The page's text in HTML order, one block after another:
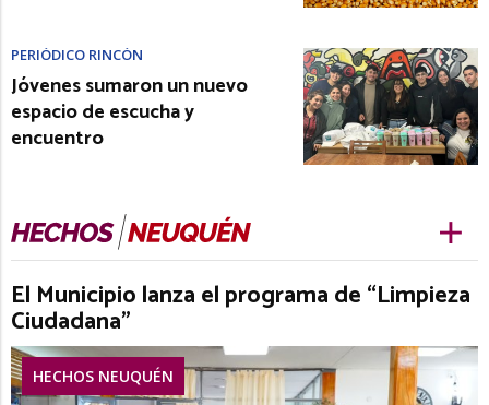
PERIÓDICO RINCÓN
Jóvenes sumaron un nuevo
espacio de escucha y
encuentro
El Municipio lanza el programa de “Limpieza
Ciudadana”
HECHOS NEUQUÉN